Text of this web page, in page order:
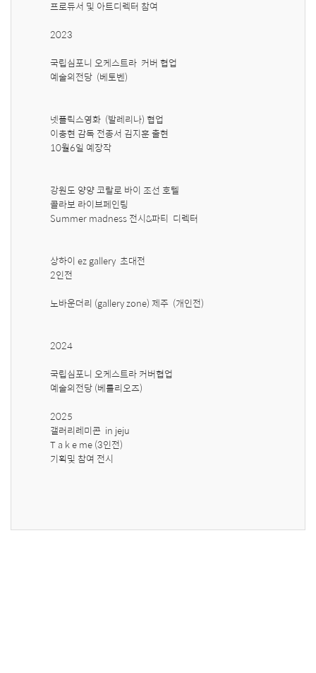
프로듀서 및 아트디렉터 참여
2023
국립심포니 오케스트라  커버 협업
예술의전당  (베토벤)
넷플릭스영화  (발레리나) 협업
이충현 감독 전종서 김지훈 출현
10월6일 예장작
강원도 양양 코랄로 바이 조선 호텔
콜라보 라이브페인팅
Summer madness 전시&파티  디렉터
상하이 ez gallery  초대전
2인전
노바운더리 (gallery zone) 제주  (개인전)
2024
국립심포니 오케스트라 커버협업
예술의전당 (베를리오즈)
2025
갤러리레미콘  in jeju
T a k e me (3인전)
기획및 참여 전시